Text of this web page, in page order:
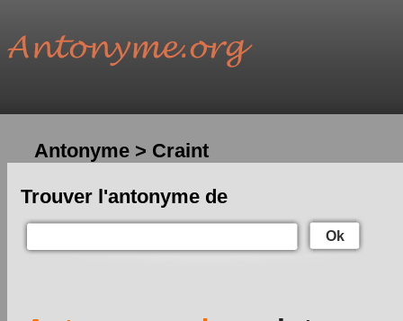
Antonyme > Craint
Trouver l'antonyme de
Ok